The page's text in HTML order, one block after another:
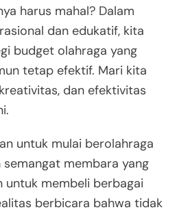
harus mahal? Dalam
dan edukatif, kita
budget olahraga yang
tetap efektif. Mari kita
dan efektivitas
untuk mulai berolahraga
membara yang
untuk membeli berbagai
berbicara bahwa tidak